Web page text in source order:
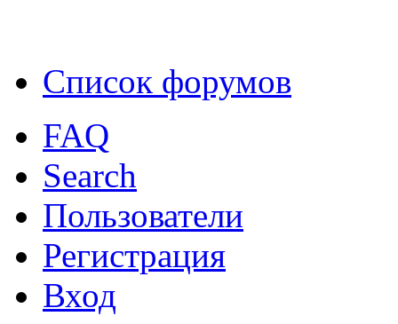
Список форумов
FAQ
Search
Пользователи
Регистрация
Вход